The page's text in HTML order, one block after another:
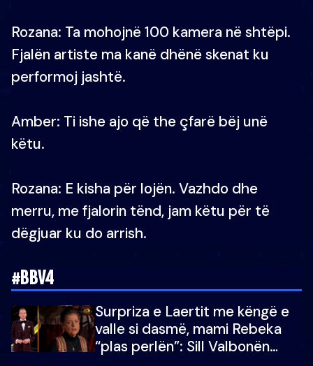
Rozana: Ta mohojnë 100 kamera në shtëpi.
Fjalën artiste ma kanë dhënë skenat ku
performoj jashtë.
Amber: Ti ishe ajo që the çfarë bëj unë
këtu.
Rozana: E kisha për lojën. Vazhdo dhe
merru, me fjalorin tënd, jam këtu për të
dëgjuar ku do arrish.
#BBV4
Surpriza e Laertit me këngë e
valle si dasmë, mami Rebeka
“plas perlën”: Sill Valbonën